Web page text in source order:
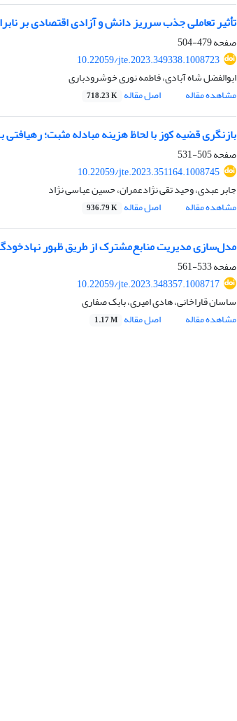
تأثیر تعاملی جذب سرریز دانش و آزادی اقتصادی بر
صفحه479-504
10.22059/jte.2023.349338.1008723
ابوالفضل شاه آبادی، فاطمه نوری خوشرودباری
مشاهده مقاله
اصل مقاله 718.23 K
بازنگری قضیه کوز با لحاظ هزینه مبادله مثبت؛
صفحه505-531
10.22059/jte.2023.351164.1008745
جابر عبدی، وحید تقی نژادعمران، حسین عباسی نژاد
مشاهده مقاله
اصل مقاله 936.79 K
مدل‌سازی مدیریت منابع‌مشترک از طریق ظهور
صفحه533-561
10.22059/jte.2023.348357.1008717
ساسان قاراخانی، هادی امیری، بابک صفاری
مشاهده مقاله
اصل مقاله 1.17 M